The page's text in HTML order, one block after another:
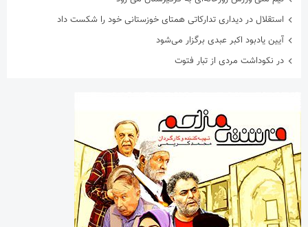
استقلال در دیداری تدارکاتی همتای خوزستانی خود را شکست داد
آیین یادبود اکبر عبدی برگزار می‌شود
در نکوداشت مردی از تبار فتوت